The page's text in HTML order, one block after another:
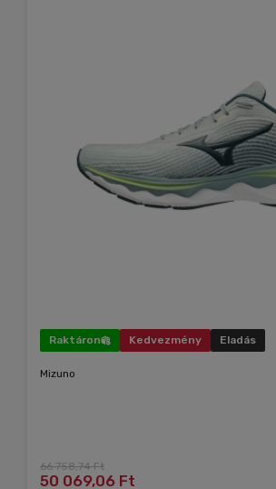
Raktáron Kedvezmény Eladás
Mizuno
66 758,74 Ft
50 069,06 Ft